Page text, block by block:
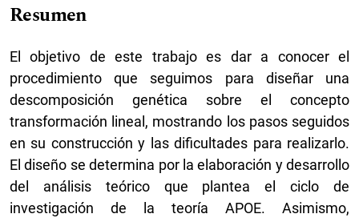
Resumen
El objetivo de este trabajo es dar a conocer el
procedimiento que seguimos para diseñar una
descomposición genética sobre el concepto
transformación lineal, mostrando los pasos seguidos
en su construcción y las dificultades para realizarlo.
El diseño se determina por la elaboración y desarrollo
del análisis teórico que plantea el ciclo de
investigación de la teoría APOE. Asimismo,